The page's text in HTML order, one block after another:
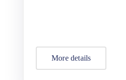
More details